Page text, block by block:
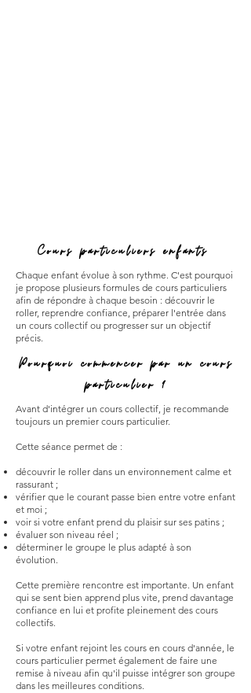
Cours particuliers enfants
Chaque enfant évolue à son rythme. C'est pourquoi
je propose plusieurs formules de cours particuliers
afin de répondre à chaque besoin : découvrir le
roller, reprendre confiance, préparer l'entrée dans
un cours collectif ou progresser sur un objectif
précis.
Pourquoi commencer par un cours
particulier ?
Avant d'intégrer un cours collectif, je recommande
toujours un premier cours particulier.
Cette séance permet de :
découvrir le roller dans un environnement calme et
rassurant ;
vérifier que le courant passe bien entre votre enfant
et moi ;
voir si votre enfant prend du plaisir sur ses patins ;
évaluer son niveau réel ;
déterminer le groupe le plus adapté à son
évolution.
Cette première rencontre est importante. Un enfant
qui se sent bien apprend plus vite, prend davantage
confiance en lui et profite pleinement des cours
collectifs.
Si votre enfant rejoint les cours en cours d'année, le
cours particulier permet également de faire une
remise à niveau afin qu'il puisse intégrer son groupe
dans les meilleures conditions.